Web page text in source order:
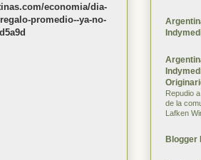
economia/dia-
promedio--ya-no-
Repudio
de la
Lafken
Blogger